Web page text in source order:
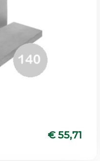
€ 55,71